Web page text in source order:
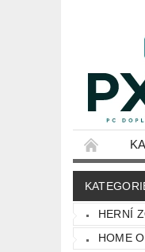
HERNÍ
HOME